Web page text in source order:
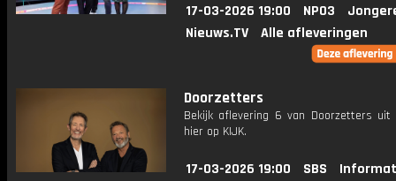
17-03-2026 19:00 NPO3
Nieuws.TV
Alle afleveringen
Doorzetters
Bekijk aflevering 6 van Doorzetters uit
hier op KIJK.
17-03-2026 19:00 SBS